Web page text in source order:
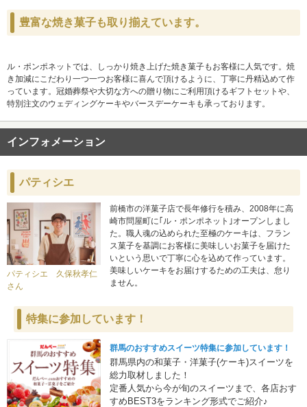
豊富な焼き菓子も取り揃えています。
ル・ポンポネットでは、しっかり焼き上げた焼き菓子もお客様に人気です。焼
き加減にこだわり一つ一つお客様に喜んで頂けるように、丁寧に丹精込めて作
っています。 冠婚葬祭や大切な方への贈り物にご利用頂けるギフトセットや、
特別注文のウェディングケーキやバースデーケーキも承っております。
インフォメーション
パティシエ
パティシエ 久保秋孝仁
さん
前橋市の洋菓子店で長年修行を積み、2008年に高
崎市問屋町に｢ル・ポンポネット｣オープンしまし
た。職人魂の込められた至極のケーキは、フラン
ス菓子を基調にお客様に美味しいお菓子を届けた
いという思いで丁寧に心を込めて作っています。
美味しいケーキをお届けするための工夫は、怠り
ません。
特集に参加しています！
群馬のおすすめスイーツ特集に参加しています！
群馬県内の和菓子・洋菓子(ケーキ)スイーツを
総力取材しました！
定番人気から今が旬のスイーツまで、各店おす
すめBEST3をランキング形式でご紹介♪